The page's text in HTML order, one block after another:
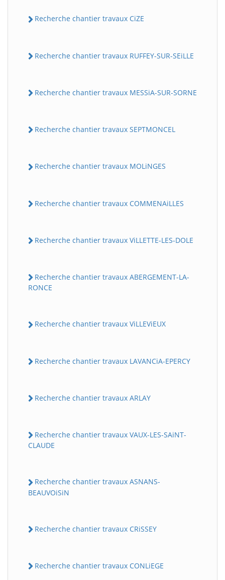
Recherche chantier travaux CiZE
Recherche chantier travaux RUFFEY-SUR-SEiLLE
Recherche chantier travaux MESSiA-SUR-SORNE
Recherche chantier travaux SEPTMONCEL
Recherche chantier travaux MOLiNGES
Recherche chantier travaux COMMENAiLLES
Recherche chantier travaux ViLLETTE-LES-DOLE
Recherche chantier travaux ABERGEMENT-LA-
RONCE
Recherche chantier travaux ViLLEViEUX
Recherche chantier travaux LAVANCiA-EPERCY
Recherche chantier travaux ARLAY
Recherche chantier travaux VAUX-LES-SAiNT-
CLAUDE
Recherche chantier travaux ASNANS-
BEAUVOiSiN
Recherche chantier travaux CRiSSEY
Recherche chantier travaux CONLiEGE